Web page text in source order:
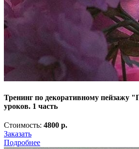
Тренинг по декоративному пейзажу
уроков. 1 часть
Стоимость: 4800 р.
Заказать
Подробнее